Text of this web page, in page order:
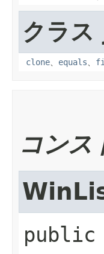
クラ
clone、 equals、
コンス
public